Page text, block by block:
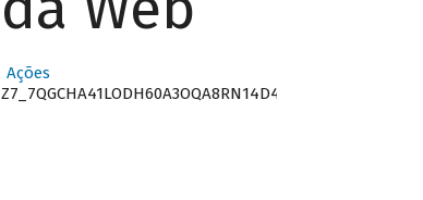
Ações
Z7_7QGCHA41LODH60A3OQA8RN14D4